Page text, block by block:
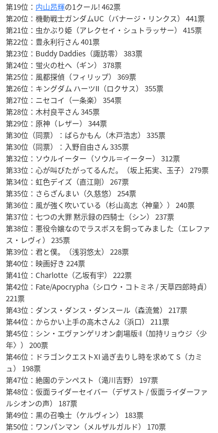
第19位： 内山昂輝の1クール! 462票
第20位：機動戦士ガンダムUC（バナージ・リンクス） 441票
第21位：虫かぶり姫（アレクセイ・シュトラッサー） 415票
第22位：豊永利行さん 401票
第23位：Buddy Daddies（諏訪零） 383票
第24位：蛍火の杜へ（ギン） 378票
第25位：風都探偵（フィリップ） 369票
第26位：キングダム ハーツII（ロクサス） 355票
第27位：ニセコイ（一条楽） 354票
第28位：木村良平さん 345票
第29位：原神（レザー） 344票
第30位（同票）：ばらかもん（木戸浩志） 335票
第30位（同票）：入野自由さん 335票
第32位：ソウルイーター（ソウル＝イーター） 312票
第33位：心が叫びたがってるんだ。（坂上拓実、玉子） 279票
第34位：虹色デイズ（直江剛） 267票
第35位：さらざんまい（久慈悠） 254票
第36位：風が強く吹いている（杉山高志〈神童〉） 240票
第37位：七つの大罪 黙示録の四騎士（シン） 237票
第38位：悪役令嬢なのでラスボスを飼ってみました（エレファ
ス・レヴィ） 235票
第39位：君と僕。（浅羽悠太） 228票
第40位：映画好き 224票
第41位：Charlotte（乙坂有宇） 222票
第42位：Fate/Apocrypha（シロウ・コトミネ / 天草四郎時貞）
221票
第43位：ダンス・ダンス・ダンスール（森流鶯） 217票
第44位：からかい上手の高木さん2（浜口） 211票
第45位：シン・エヴァンゲリオン劇場版𝄇（加持リョウジ〈少
年〉） 200票
第46位：ドラゴンクエストXI 過ぎ去りし時を求めて S（カミ
ュ） 198票
第47位：絶園のテンペスト（滝川吉野） 197票
第48位：仮面ライダーセイバー（デザスト / 仮面ライダーファ
ルシオンの声） 187票
第49位：黒の召喚士（ケルヴィン） 183票
第50位：ワンパンマン（メルザルガルド） 170票